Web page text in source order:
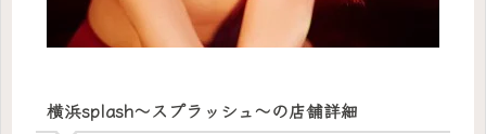
横浜splash～スプラッシュ～の店舗詳細